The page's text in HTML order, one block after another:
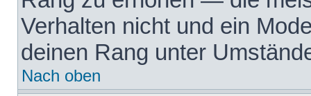
Verhalten nicht und ein
deinen Rang unter
Nach oben